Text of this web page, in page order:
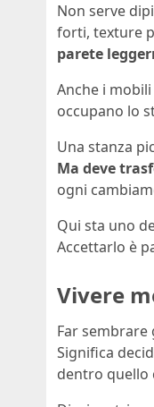
Non serve
forti, texture
parete
Anche i
occupano lo
Una stanza
Ma deve
ogni
Qui sta uno
Accettarlo è
Vivere
Far
Significa
dentro quello